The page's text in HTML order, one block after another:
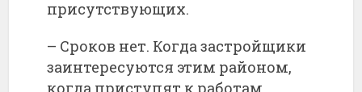
присутствующих.
– Сроков нет. Когда застройщики
заинтересуются этим районом,
когда приступят к работам,